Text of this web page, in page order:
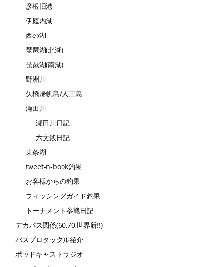
彦根旧港
伊庭内湖
西の湖
琵琶湖(北湖)
琵琶湖(南湖)
野洲川
矢橋帰帆島/人工島
瀬田川
瀬田川日記
六文銭日記
東条湖
tweet-n-book釣果
お客様からの釣果
フィッシングガイド釣果
トーナメント参戦日記
デカバス関係(60,70,世界新!!)
バスプロタックル紹介
ポッドキャストラジオ